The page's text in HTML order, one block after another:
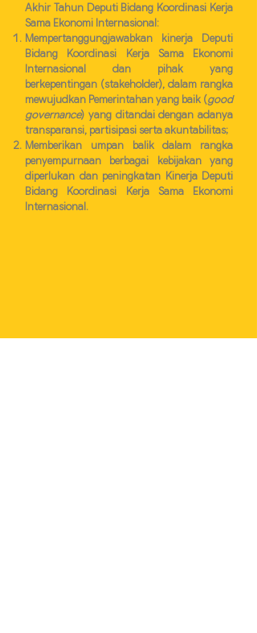
Akhir Tahun Deputi Bidang Koordinasi Kerja
Sama Ekonomi Internasional:
Mempertanggungjawabkan kinerja Deputi
Bidang Koordinasi Kerja Sama Ekonomi
Internasional dan pihak yang
berkepentingan (stakeholder), dalam rangka
mewujudkan Pemerintahan yang baik (good
governance) yang ditandai dengan adanya
transparansi, partisipasi serta akuntabilitas;
Memberikan umpan balik dalam rangka
penyempurnaan berbagai kebijakan yang
diperlukan dan peningkatan Kinerja Deputi
Bidang Koordinasi Kerja Sama Ekonomi
Internasional.